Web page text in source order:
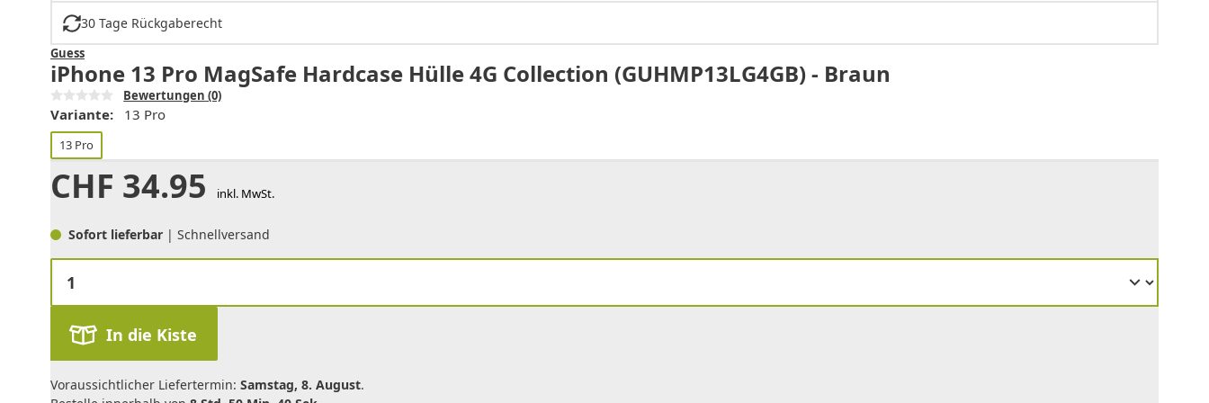
30 Tage Rückgaberecht
Guess
iPhone 13 Pro MagSafe Hardcase Hülle 4G Collection (GUHMP13LG4GB) - Braun
Bewertungen (0)
Variante: 13 Pro
13 Pro
CHF 34.95 inkl. MwSt.
Sofort lieferbar | Schnellversand
In die Kiste
Voraussichtlicher Liefertermin: Samstag, 8. August.